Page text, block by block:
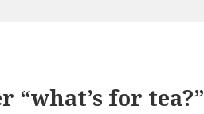
“what’s for tea?”